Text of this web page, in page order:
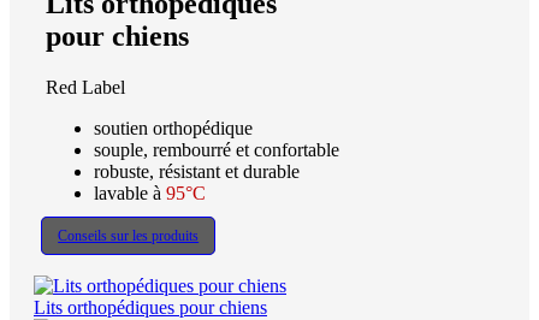
pour chiens
Red Label
soutien orthopédique
souple, rembourré et confortable
robuste, résistant et durable
lavable à 95°C
Conseils sur les produits
Lits orthopédiques pour chiens